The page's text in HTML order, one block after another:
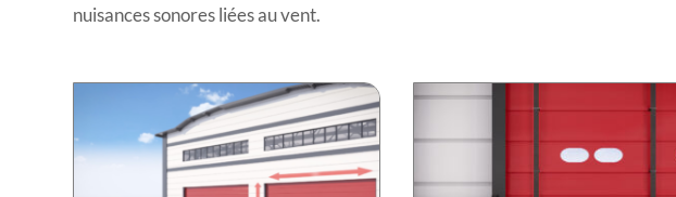
nuisances sonores liées au vent.